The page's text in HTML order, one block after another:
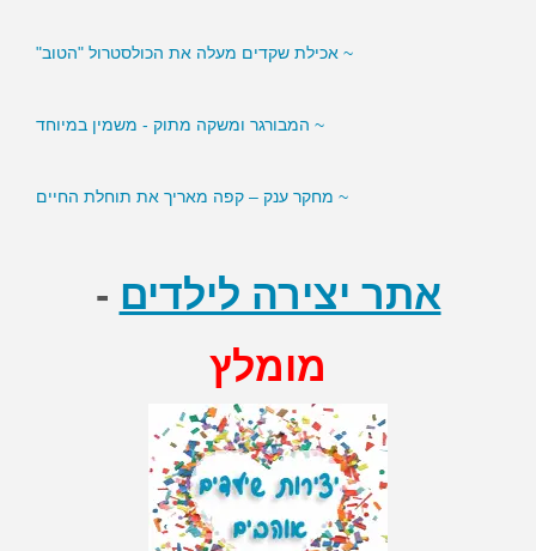
~ אכילת שקדים מעלה את הכולסטרול "הטוב"
~ מחקר ענק – קפה מאריך את תוחלת החיים
אתר יצירה לילדים -
מומלץ